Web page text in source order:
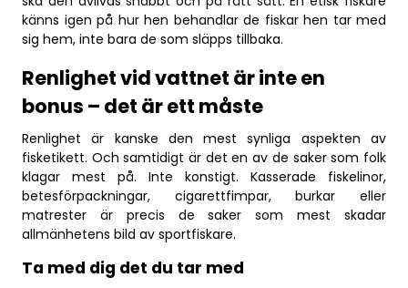
känns igen på hur hen behandlar de fiskar hen tar med
sig hem, inte bara de som släpps tillbaka.
Renlighet vid vattnet är inte en
bonus – det är ett måste
Renlighet är kanske den mest synliga aspekten av
fisketikett. Och samtidigt är det en av de saker som folk
klagar mest på. Inte konstigt. Kasserade fiskelinor,
betesförpackningar, cigarettfimpar, burkar eller
matrester är precis de saker som mest skadar
allmänhetens bild av sportfiskare.
Ta med dig det du tar med